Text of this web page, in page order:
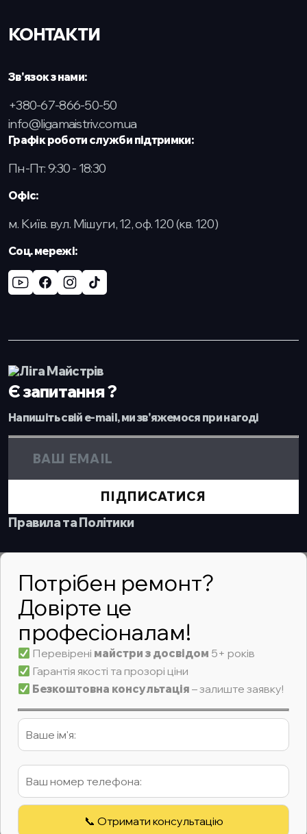
КОНТАКТИ
Зв'язок з нами:
+380-67-866-50-50
info@ligamaistriv.com.ua
Графік роботи служби підтримки:
Пн-Пт: 9:30 - 18:30
Офіс:
м. Київ. вул. Мішуги, 12, оф. 120 (кв. 120)
Cоц. мережі:
Є запитання ?
Напишіть свій e-mail, ми зв'яжемося при нагоді
ПІДПИСАТИСЯ
Правила та Політики
Потрібен ремонт?
Довірте це
професіоналам!
Перевірені майстри з досвідом 5+ років
Гарантія якості та прозорі ціни
Безкоштовна консультація – залиште заявку!